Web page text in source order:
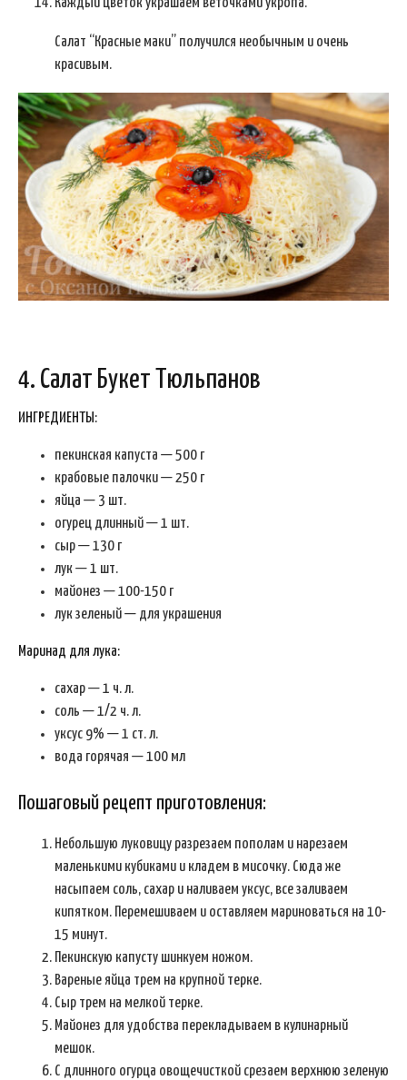
Каждый цветок украшаем веточками укропа.
Салат “Красные маки” получился необычным и очень
красивым.
4. Салат Букет Тюльпанов
ИНГРЕДИЕНТЫ:
пекинская капуста — 500 г
крабовые палочки — 250 г
яйца — 3 шт.
огурец длинный — 1 шт.
сыр — 130 г
лук — 1 шт.
майонез — 100-150 г
лук зеленый — для украшения
Маринад для лука:
сахар — 1 ч. л.
соль — 1/2 ч. л.
уксус 9% — 1 ст. л.
вода горячая — 100 мл
Пошаговый рецепт приготовления:
Небольшую луковицу разрезаем пополам и нарезаем
маленькими кубиками и кладем в мисочку. Сюда же
насыпаем соль, сахар и наливаем уксус, все заливаем
кипятком. Перемешиваем и оставляем мариноваться на 10-
15 минут.
Пекинскую капусту шинкуем ножом.
Вареные яйца трем на крупной терке.
Сыр трем на мелкой терке.
Майонез для удобства перекладываем в кулинарный
мешок.
С длинного огурца овощечисткой срезаем верхнюю зеленую